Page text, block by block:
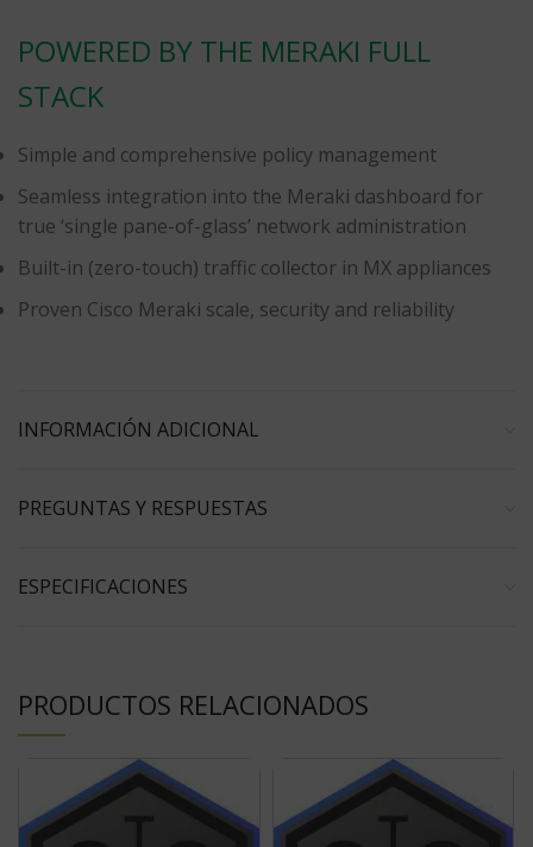
POWERED BY THE MERAKI FULL
STACK
Simple and comprehensive policy management
Seamless integration into the Meraki dashboard for
true ‘single pane-of-glass’ network administration
Built-in (zero-touch) traffic collector in MX appliances
Proven Cisco Meraki scale, security and reliability
INFORMACIÓN ADICIONAL
PREGUNTAS Y RESPUESTAS
ESPECIFICACIONES
PRODUCTOS RELACIONADOS